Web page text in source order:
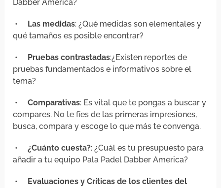
Dabber America?
• Las medidas: ¿Qué medidas son elementales y
qué tamaños es posible encontrar?
• Pruebas contrastadas:¿Existen reportes de
pruebas fundamentados e informativos sobre el
tema?
•Comparativas: Es vital que te pongas a buscar y
compares. No te fíes de las primeras impresiones,
busca, compara y escoge lo que más te convenga.
•¿Cuánto cuesta?: ¿Cuál es tu presupuesto para
añadir a tu equipo Pala Padel Dabber America?
•
Evaluaciones y Críticas de los clientes del